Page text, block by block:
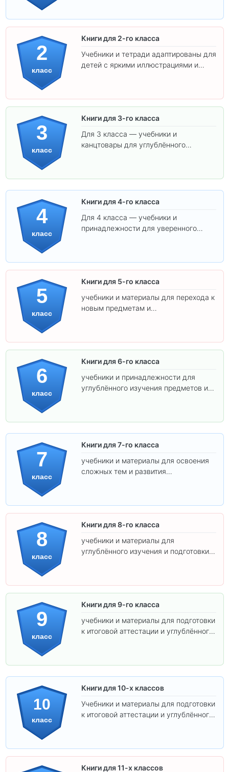
2
класс
Книги для 2-го класса
Учебники и тетради адаптированы для
детей с яркими иллюстрациями и
3
класс
Книги для 3-го класса
Для 3 класса — учебники и
канцтовары для углублённого
4
класс
Книги для 4-го класса
Для 4 класса — учебники и
принадлежности для уверенного
5
класс
Книги для 5-го класса
учебники и материалы для перехода к
новым предметам и
6
класс
Книги для 6-го класса
учебники и принадлежности для
углублённого изучения предметов и
7
класс
Книги для 7-го класса
учебники и материалы для освоения
сложных тем и развития
8
класс
Книги для 8-го класса
учебники и материалы для
углублённого изучения и подготовки к
9
класс
Книги для 9-го класса
учебники и материалы для подготовки
к итоговой аттестации и углублённого
10
класс
Книги для 10-х классов
Учебники и материалы для подготовки
к итоговой аттестации и углублённого
Книги для 11-х классов